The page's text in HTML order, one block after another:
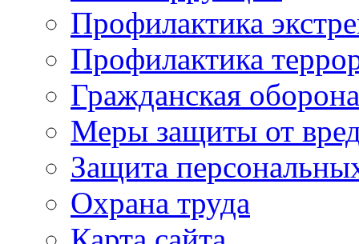
Профилактика
Профилактика
Гражданская оборона
Меры защиты от
Защита
Охрана труда